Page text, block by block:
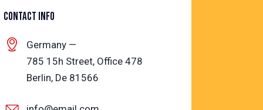
CONTACT INFO
Germany —
785 15h Street, Office 478
Berlin, De 81566